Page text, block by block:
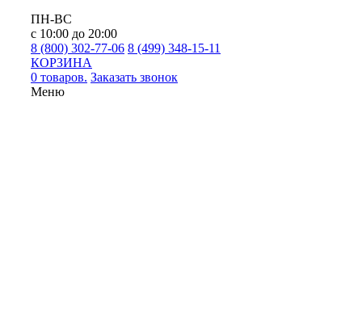
ПН-ВС
с 10:00 до 20:00
8 (800) 302-77-06 8 (499) 348-15-11
КОРЗИНА
0 товаров. Заказать звонок
Меню